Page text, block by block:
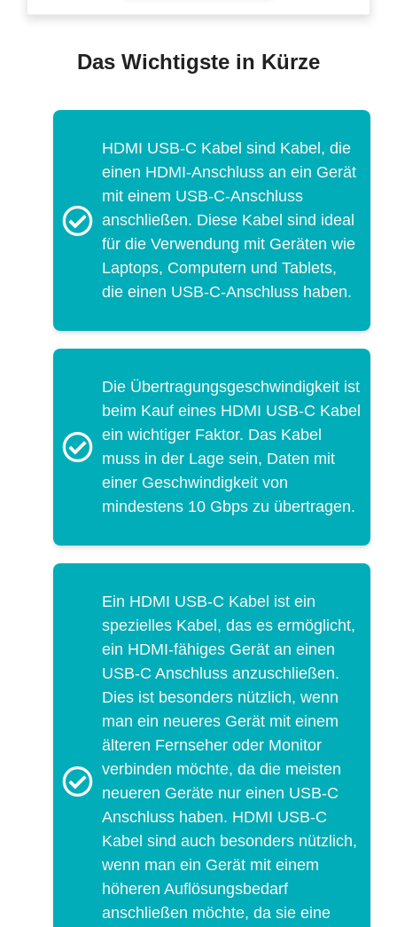
Das Wichtigste in Kürze
HDMI USB-C Kabel sind Kabel, die
einen HDMI-Anschluss an ein Gerät
mit einem USB-C-Anschluss
anschließen. Diese Kabel sind ideal
für die Verwendung mit Geräten wie
Laptops, Computern und Tablets,
die einen USB-C-Anschluss haben.
Die Übertragungsgeschwindigkeit ist
beim Kauf eines HDMI USB-C Kabel
ein wichtiger Faktor. Das Kabel
muss in der Lage sein, Daten mit
einer Geschwindigkeit von
mindestens 10 Gbps zu übertragen.
Ein HDMI USB-C Kabel ist ein
spezielles Kabel, das es ermöglicht,
ein HDMI-fähiges Gerät an einen
USB-C Anschluss anzuschließen.
Dies ist besonders nützlich, wenn
man ein neueres Gerät mit einem
älteren Fernseher oder Monitor
verbinden möchte, da die meisten
neueren Geräte nur einen USB-C
Anschluss haben. HDMI USB-C
Kabel sind auch besonders nützlich,
wenn man ein Gerät mit einem
höheren Auflösungsbedarf
anschließen möchte, da sie eine